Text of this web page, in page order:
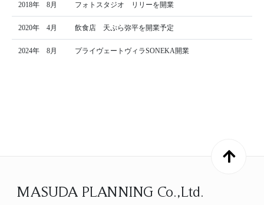
2018年 8月 フォトスタジオ リリーを開業
2020年 4月 飲食店 天ぷら弥平を開業予定
2024年 8月 プライヴェートヴィラSONEKA開業
MASUDA PLANNING Co.,Ltd.